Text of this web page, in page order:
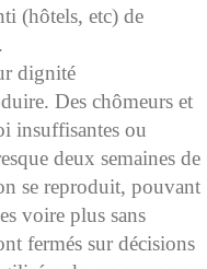
(hôtels, etc) de
dignité
Des chômeurs et
insuffisantes ou
deux semaines de
se reproduit, pouvant
voire plus sans
fermés sur décisions